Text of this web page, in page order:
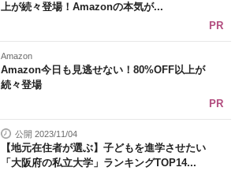
上が続々登場！Amazonの本気が...
PR
Amazon
Amazon今日も見逃せない！80%OFF以上が
続々登場
PR
公開 2023/11/04
【地元在住者が選ぶ】子どもを進学させたい
「大阪府の私立大学」ランキングTOP14...